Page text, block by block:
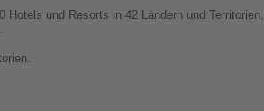
und Resorts in 42 Ländern und Territorien.